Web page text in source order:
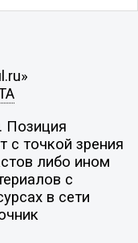
Позиция
с точкой зрения
либо ином
с
в сети